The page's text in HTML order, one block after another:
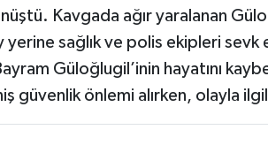
Kavgada ağır yaralanan
yerine sağlık ve polis ekipleri sevk
Güloğlugil’inin hayatını
güvenlik önlemi alırken, olayla